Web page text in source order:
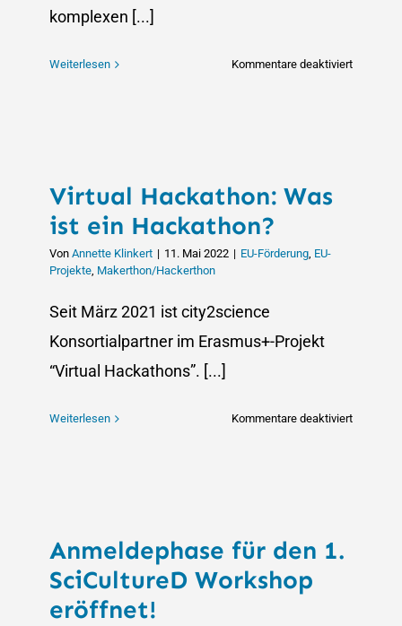
komplexen [...]
Weiterlesen Kommentare deaktiviertfür
Virtual Hackathon: Was
ist ein Hackathon?
Von Annette Klinkert | 11. Mai 2022 | EU-Förderung, EU-
Projekte, Makerthon/Hackerthon
Seit März 2021 ist city2science
Konsortialpartner im Erasmus+-Projekt
“Virtual Hackathons”. [...]
Weiterlesen Kommentare deaktiviertfür
Anmeldephase für den 1.
SciCultureD Workshop
eröffnet!